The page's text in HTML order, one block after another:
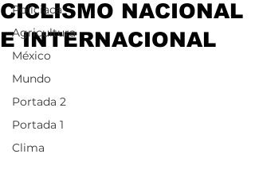
Policiaca
Agricultura
México
Mundo
Portada 2
Portada 1
Clima
CICLISMO NACIONAL
E INTERNACIONAL